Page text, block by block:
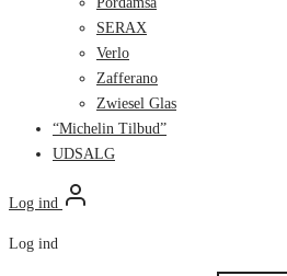
SERAX
Verlo
Zafferano
Zwiesel Glas
“Michelin Tilbud”
UDSALG
Log ind
Log ind